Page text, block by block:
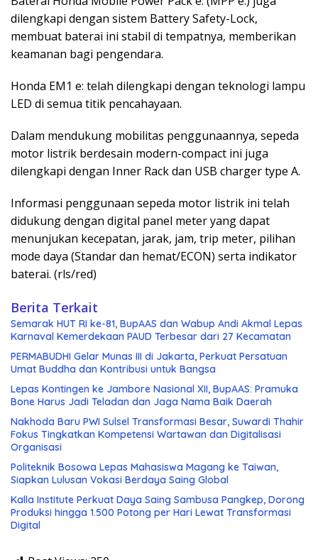
dilengkapi dengan sistem Battery Safety-Lock,
membuat baterai ini stabil di tempatnya, memberikan
keamanan bagi pengendara.
Honda EM1 e: telah dilengkapi dengan teknologi lampu
LED di semua titik pencahayaan.
Dalam mendukung mobilitas penggunaannya, sepeda
motor listrik berdesain modern-compact ini juga
dilengkapi dengan Inner Rack dan USB charger type A.
Informasi penggunaan sepeda motor listrik ini telah
didukung dengan digital panel meter yang dapat
menunjukan kecepatan, jarak, jam, trip meter, pilihan
mode daya (Standar dan hemat/ECON) serta indikator
baterai. (rls/red)
Berita Terkait
Semarak HUT RI ke-81, BupAAS dan Wabup Andi Akmal Lepas
Karnaval Kemerdekaan PAUD Terbesar dari 27 Kecamatan
PERMABUDHI Gelar Munas III di Jakarta, Perkuat Persatuan
Umat Buddha dan Kontribusi untuk Bangsa
Lepas Kontingen ke Jambore Nasional XII, BupAAS: Pramuka
Bone Harus Jadi Teladan dan Jaga Nama Baik Daerah
Nakhoda Baru PWI Sulsel Transformasi Besar, Suwardi Thahir
Fokus Tingkatkan Kompetensi Wartawan dan Digitalisasi
Organisasi
Politeknik Bosowa Lepas Mahasiswa Magang ke Taiwan,
Siapkan Lulusan Vokasi Berdaya Saing Global
Kalla Institute Perkuat Daya Saing Sambusa Pangkep, Dorong
Produksi hingga 1.500 Potong per Hari Lewat Transformasi
Digital